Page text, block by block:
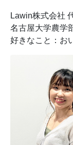
Lawin株式会社
名古屋大学農学
好きなこと：お